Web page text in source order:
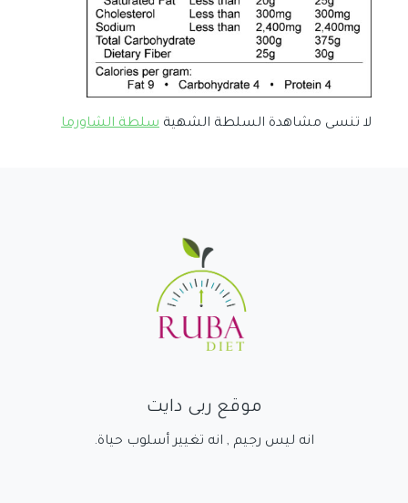
لا تنسى مشاهدة السلطة الشهية سلطة الشاورما
موقع ربى دايت
انه ليس رجيم , انه تغيير أسلوب حياة.